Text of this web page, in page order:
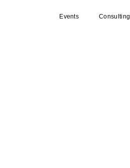
Events Consulting